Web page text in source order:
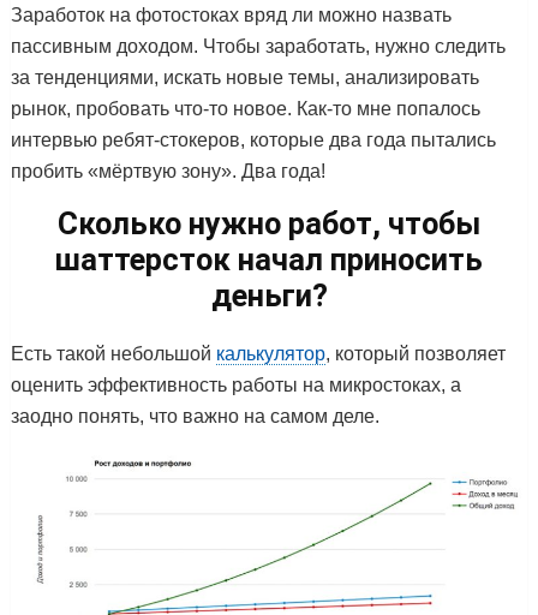
Заработок на фотостоках вряд ли можно назвать
пассивным доходом. Чтобы заработать, нужно следить
за тенденциями, искать новые темы, анализировать
рынок, пробовать что-то новое. Как-то мне попалось
интервью ребят-стокеров, которые два года пытались
пробить «мёртвую зону». Два года!
Сколько нужно работ, чтобы
шаттерсток начал приносить
деньги?
Есть такой небольшой калькулятор, который позволяет
оценить эффективность работы на микростоках, а
заодно понять, что важно на самом деле.